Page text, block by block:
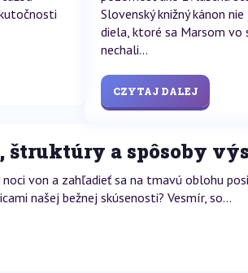
Slovenský knižný kánon
diela, ktoré sa Marsom
nechali...
CZYTAJ DALEJ
a spôsoby
von a zahľadieť sa na tmavú oblohu
našej bežnej skúsenosti? Vesmír, so...